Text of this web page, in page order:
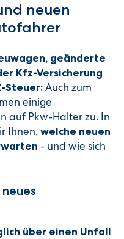
neuen
geänderte
Kfz-Versicherung
Steuer: Auch zum
einige
auf Pkw-Halter zu. In
Ihnen, welche neuen
- und wie sich
über einen Unfall